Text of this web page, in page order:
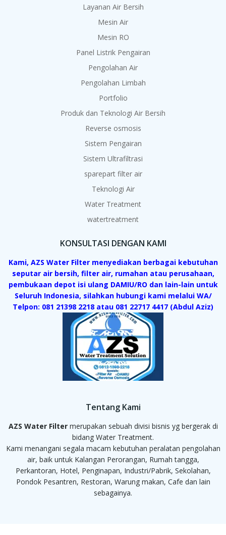
Layanan Air Bersih
Mesin Air
Mesin RO
Panel Listrik Pengairan
Pengolahan Air
Pengolahan Limbah
Portfolio
Produk dan Teknologi Air Bersih
Reverse osmosis
Sistem Pengairan
Sistem Ultrafiltrasi
sparepart filter air
Teknologi Air
Water Treatment
watertreatment
KONSULTASI DENGAN KAMI
Kami, AZS Water Filter menyediakan berbagai kebutuhan
seputar air bersih, filter air, rumahan atau perusahaan,
pembukaan depot isi ulang DAMIU/RO dan lain-lain untuk
Seluruh Indonesia, silahkan hubungi kami melalui WA/
Telpon: 081 21398 2218 atau 081 22717 4417 (Abdul Aziz)
Tentang Kami
AZS Water Filtermerupakan sebuah divisi bisnis yg bergerak di
bidang Water Treatment.
Kami menangani segala macam kebutuhan peralatan pengolahan
air, baik untuk Kalangan Perorangan, Rumah tangga,
Perkantoran, Hotel, Penginapan, Industri/Pabrik, Sekolahan,
Pondok Pesantren, Restoran, Warung makan, Cafe dan lain
sebagainya.